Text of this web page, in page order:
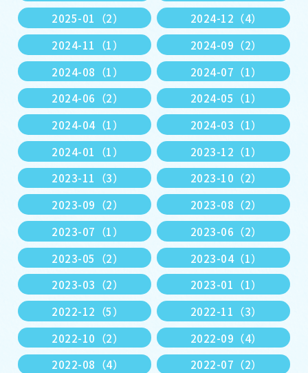
2025-01（2）
2024-12（4）
2024-11（1）
2024-09（2）
2024-08（1）
2024-07（1）
2024-06（2）
2024-05（1）
2024-04（1）
2024-03（1）
2024-01（1）
2023-12（1）
2023-11（3）
2023-10（2）
2023-09（2）
2023-08（2）
2023-07（1）
2023-06（2）
2023-05（2）
2023-04（1）
2023-03（2）
2023-01（1）
2022-12（5）
2022-11（3）
2022-10（2）
2022-09（4）
2022-08（4）
2022-07（2）